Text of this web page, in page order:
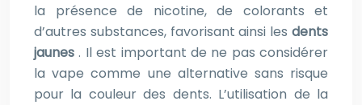
la présence de nicotine, de colorants et
d’autres substances, favorisant ainsi les dents
jaunes. Il est important de ne pas considérer
la vape comme une alternative sans risque
pour la couleur des dents. L’utilisation de la